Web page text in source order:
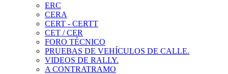
CERA
CERT - CERTT
CET / CER
FORO TÉCNICO
PRUEBAS DE VEHÍCULOS DE CALLE.
VIDEOS DE RALLY.
A CONTRATRAMO
TIENDA ONLINE